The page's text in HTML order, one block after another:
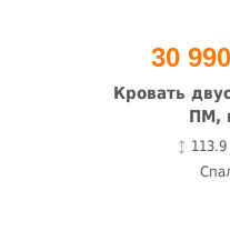
30 990
Кровать
ПМ,
113.9